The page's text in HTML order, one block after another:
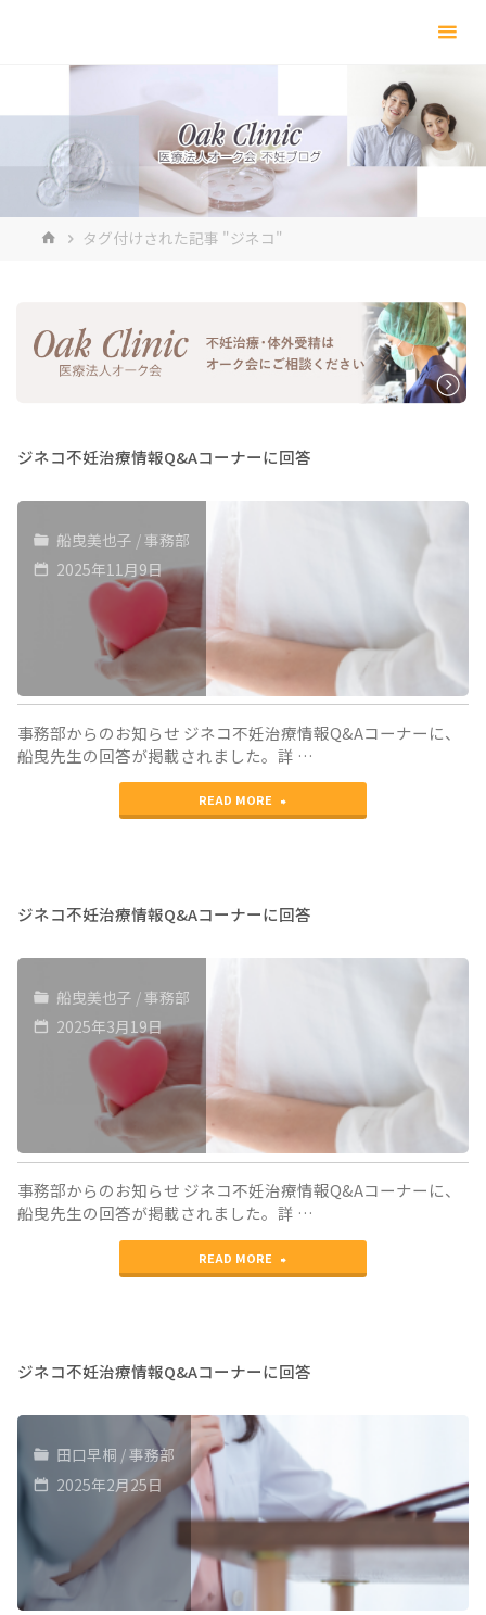
キ
ホ タグ付けされた記事 "ジネコ"
ジネコ不妊治療情報Q&Aコーナーに回答
船曳美也子 /事務部
2025年11月9日
事務部からのお知らせ ジネコ不妊治療情報Q&Aコーナーに、
船曳先生の回答が掲載されました。詳 …
READ MORE
"ジ
不
報
コ
ー
ナ
ー
ジネコ不妊治療情報Q&Aコーナーに回答
船曳美也子 /事務部
2025年3月19日
事務部からのお知らせ ジネコ不妊治療情報Q&Aコーナーに、
船曳先生の回答が掲載されました。詳 …
READ MORE
"ジ
不
治
情
報
ジネコ不妊治療情報Q&Aコーナーに回答
田口早桐 /事務部
2025年2月25日